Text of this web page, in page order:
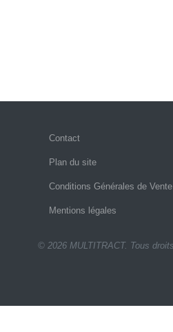
Contact
Plan du site
Conditions Générales de Vente
Mentions légales
© 2026 MULTITRACT. Tous